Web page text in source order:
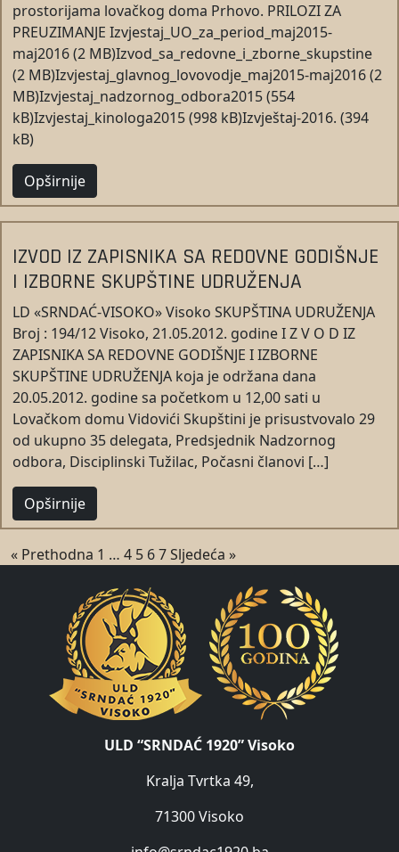
prostorijama lovačkog doma Prhovo. PRILOZI ZA
PREUZIMANJE Izvjestaj_UO_za_period_maj2015-
maj2016 (2 MB)Izvod_sa_redovne_i_zborne_skupstine
(2 MB)Izvjestaj_glavnog_lovovodje_maj2015-maj2016 (2
MB)Izvjestaj_nadzornog_odbora2015 (554
kB)Izvjestaj_kinologa2015 (998 kB)Izvještaj-2016. (394
kB)
Opširnije
IZVOD IZ ZAPISNIKA SA REDOVNE GODIŠNJE
I IZBORNE SKUPŠTINE UDRUŽENJA
LD «SRNDAĆ-VISOKO» Visoko SKUPŠTINA UDRUŽENJA
Broj : 194/12 Visoko, 21.05.2012. godine I Z V O D IZ
ZAPISNIKA SA REDOVNE GODIŠNJE I IZBORNE
SKUPŠTINE UDRUŽENJA koja je održana dana
20.05.2012. godine sa početkom u 12,00 sati u
Lovačkom domu Vidovići Skupštini je prisustvovalo 29
od ukupno 35 delegata, Predsjednik Nadzornog
odbora, Disciplinski Tužilac, Počasni članovi […]
Opširnije
« Prethodna 1 … 4 5 67Sljedeća »
ULD “SRNDAĆ 1920” Visoko
Kralja Tvrtka 49,
71300 Visoko